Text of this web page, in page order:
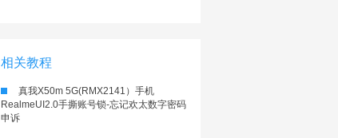
相关教程
真我X50m 5G(RMX2141）手机
RealmeUI2.0手撕账号锁-忘记欢太数字密码
申诉